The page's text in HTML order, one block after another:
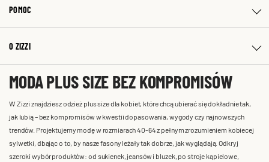
POMOC
O ZIZZI
MODA PLUS SIZE BEZ KOMPROMISÓW
W Zizzi znajdziesz odzież plus size dla kobiet, które chcą ubierać się dokładnie tak,
jak lubią – bez kompromisów w kwestii dopasowania, wygody czy najnowszych
trendów. Projektujemy modę w rozmiarach 40-64 z pełnym zrozumieniem kobiecej
sylwetki, dbając o to, by nasze fasony leżały tak dobrze, jak wyglądają. Odkryj
szeroki wybór produktów: od sukienek, jeansów i bluzek, po stroje kąpielowe,